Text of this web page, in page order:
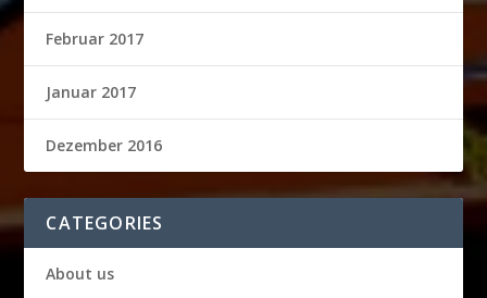
Februar 2017
Januar 2017
Dezember 2016
CATEGORIES
About us